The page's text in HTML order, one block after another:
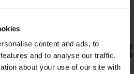
content and ads, to
and to analyse our traffic.
about your use of our site with
4,8
-20% BRA20